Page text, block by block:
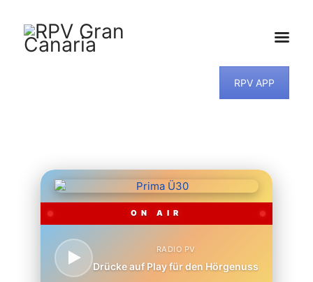
RPV APP
ON AIR
RADIO PV
Drücke auf Play für den Hörgenuss
MUSIKWUNSCH
KONTAKT